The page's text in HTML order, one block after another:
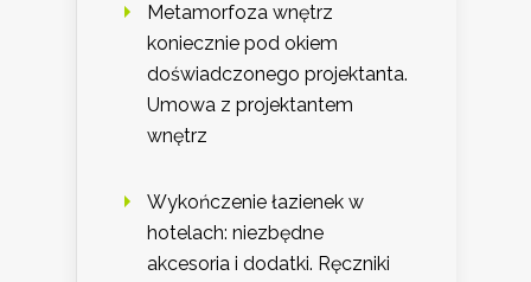
Metamorfoza wnętrz
koniecznie pod okiem
doświadczonego projektanta.
Umowa z projektantem
wnętrz
Wykończenie łazienek w
hotelach: niezbędne
akcesoria i dodatki. Ręczniki